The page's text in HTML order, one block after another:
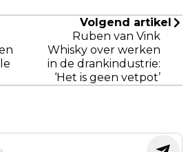
Volgend artikel
Ruben van Vink
Whisky over werken
in de drankindustrie:
‘Het is geen vetpot’